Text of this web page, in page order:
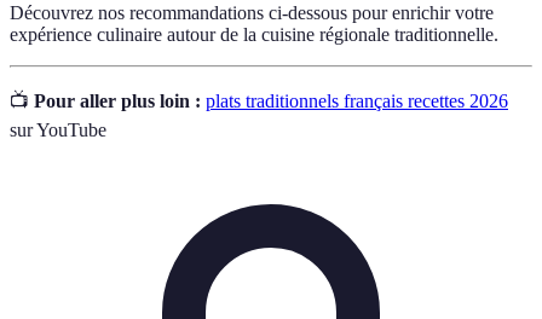
Découvrez nos recommandations ci-dessous pour enrichir votre
expérience culinaire autour de la cuisine régionale traditionnelle.
📺 Pour aller plus loin : plats traditionnels français recettes 2026
sur YouTube